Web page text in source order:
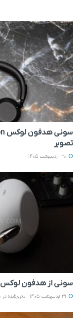
تصویر
سونی از هدفون لوکس ColleXion رونمایی می‌ کند